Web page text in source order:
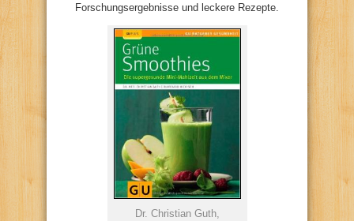
Forschungsergebnisse und leckere Rezepte.
Dr. Christian Guth,